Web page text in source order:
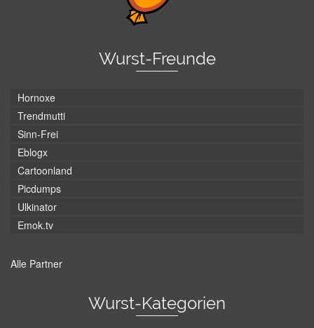
Wurst-Freunde
Hornoxe
Trendmutti
Sinn-Frei
Eblogx
Cartoonland
Picdumps
Ulkinator
Emok.tv
Alle Partner
Wurst-Kategorien